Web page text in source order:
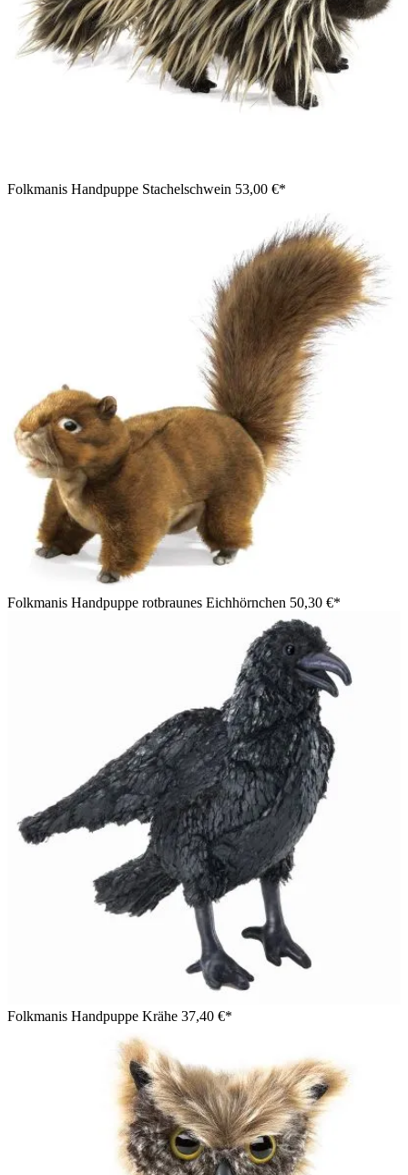
Folkmanis Handpuppe Stachelschwein 53,00 €*
Folkmanis Handpuppe rotbraunes Eichhörnchen 50,30 €*
Folkmanis Handpuppe Krähe 37,40 €*